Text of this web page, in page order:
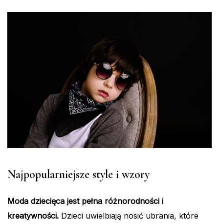
Najpopularniejsze style i wzory
Moda dziecięca jest pełna różnorodności i
kreatywności. Dzieci uwielbiają nosić ubrania, które